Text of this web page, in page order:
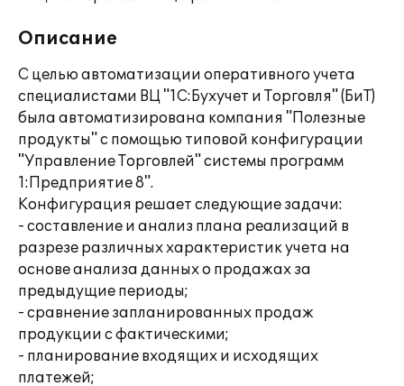
Описание
С целью автоматизации оперативного учета
специалистами ВЦ "1С:Бухучет и Торговля" (БиТ)
была автоматизирована компания "Полезные
продукты" с помощью типовой конфигурации
"Управление Торговлей" системы программ
1:Предприятие 8".
Конфигурация решает следующие задачи:
- составление и анализ плана реализаций в
разрезе различных характеристик учета на
основе анализа данных о продажах за
предыдущие периоды;
- сравнение запланированных продаж
продукции с фактическими;
- планирование входящих и исходящих
платежей;